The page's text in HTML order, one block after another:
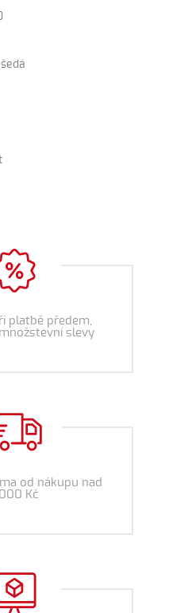
platbě předem,
slevy
od nákupu nad
Kč